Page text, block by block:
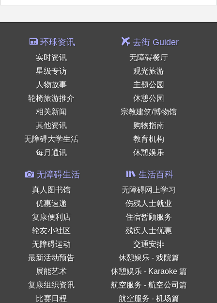
环球资讯
实时资讯
星级专访
人物故事
轮椅旅游推介
相关新闻
其他资讯
无障碍大学生活
每月通讯
去街 Guider
无障碍餐厅
观光旅游
主题公园
休憩公园
宗教建筑/博物馆
购物指南
教育机构
休憩娱乐
无障碍生活
真人图书馆
优惠速递
复康便利店
轮友小社区
无障碍运动
最新活动预告
展能艺术
复康组织资讯
比赛日程
生活百科
无障碍网上学习
伤残人士就业
住宿暂顾服务
残疾人士优惠
交通安排
休憩娱乐 - 戏院篇
休憩娱乐 - Karaoke 篇
航空服务 - 航空公司篇
航空服务 - 机场篇